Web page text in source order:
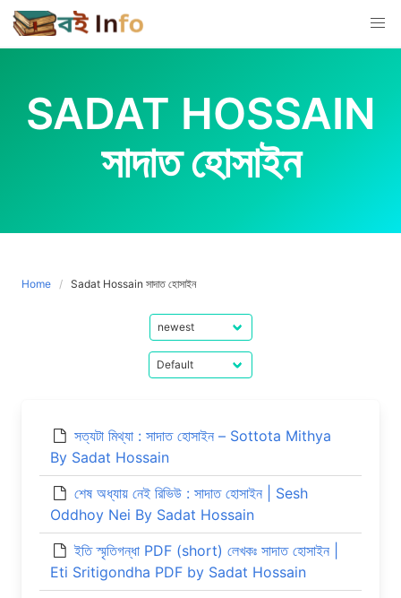
Skip
to
content
SADAT HOSSAIN
সাদাত হোসাইন
Home Sadat Hossain সাদাত হোসাইন
সত্যটা মিথ্যা : সাদাত হোসাইন – Sottota Mithya
By Sadat Hossain
শেষ অধ্যায় নেই রিভিউ : সাদাত হোসাইন | Sesh
Oddhoy Nei By Sadat Hossain
ইতি স্মৃতিগন্ধা PDF (short) লেখকঃ সাদাত হোসাইন |
Eti Sritigondha PDF by Sadat Hossain